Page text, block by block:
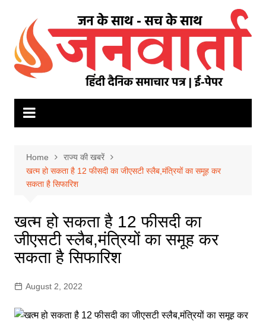
content
Home
राज्य की खबरें
खत्म हो सकता है 12 फीसदी का जीएसटी स्लैब,मंत्रियों का समूह कर
सकता है सिफारिश
खत्म हो सकता है 12 फीसदी का
जीएसटी स्लैब,मंत्रियों का समूह कर
सकता है सिफारिश
August 2, 2022